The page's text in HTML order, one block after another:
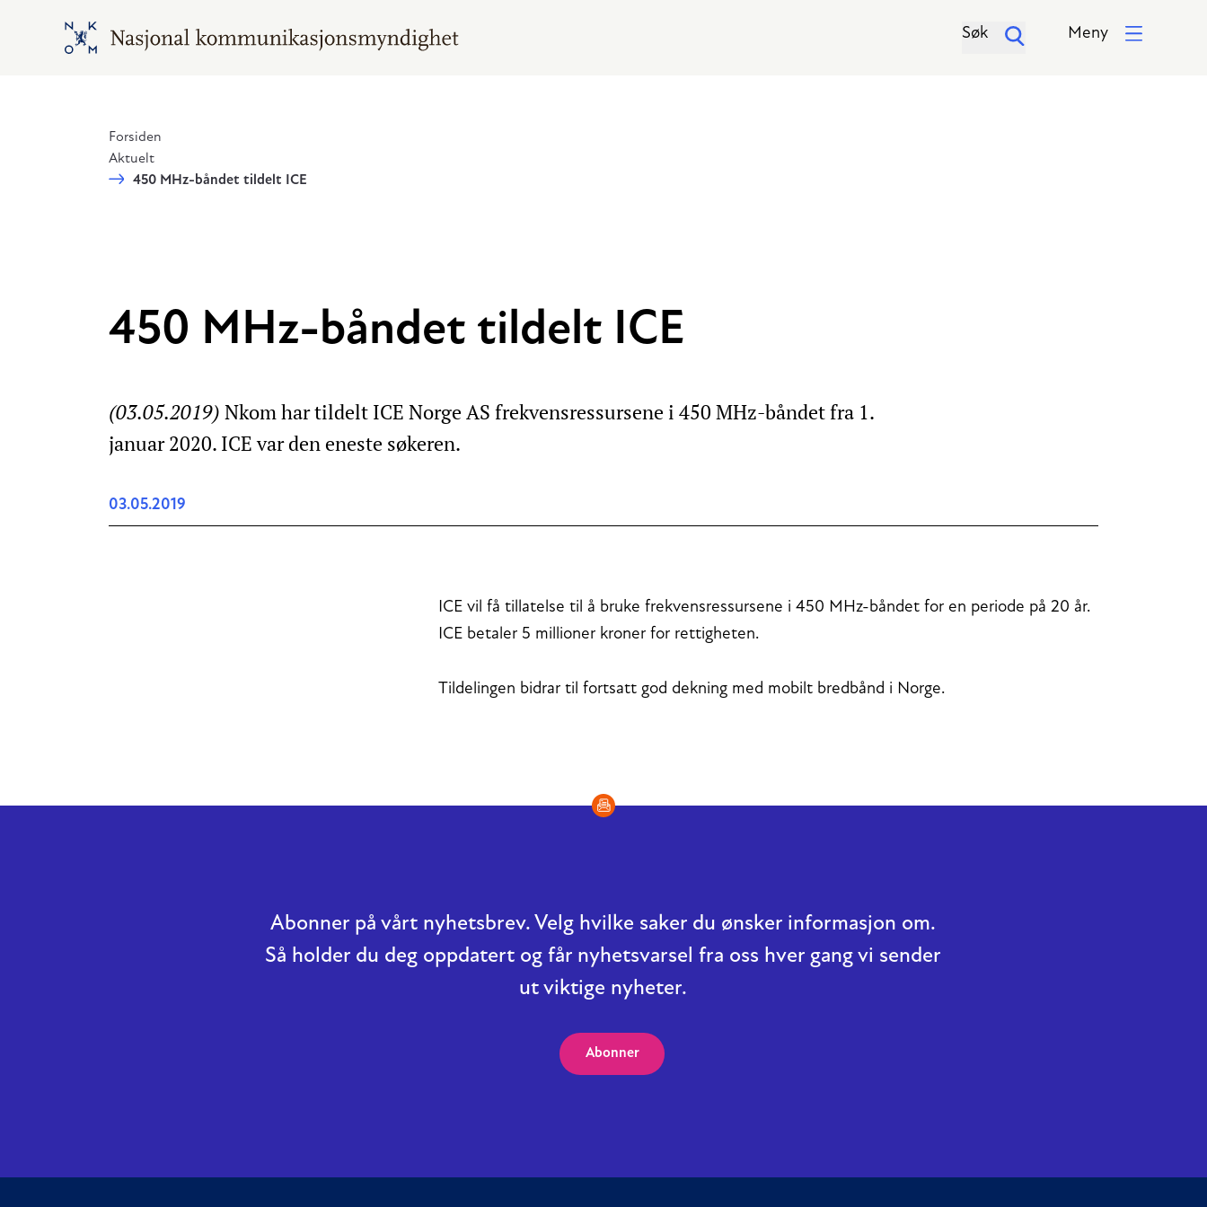
Hopp til hovedinnhold
Gå til hovedsiden Søk Meny
Forsiden
Aktuelt
450 MHz-båndet tildelt ICE
450 MHz-båndet tildelt ICE
(03.05.2019) Nkom har tildelt ICE Norge AS frekvensressursene i 450 MHz-båndet fra 1.
januar 2020. ICE var den eneste søkeren.
03.05.2019
ICE vil få tillatelse til å bruke frekvensressursene i 450 MHz-båndet for en periode på 20 år.
ICE betaler 5 millioner kroner for rettigheten.
Tildelingen bidrar til fortsatt god dekning med mobilt bredbånd i Norge.
Abonner på vårt nyhetsbrev. Velg hvilke saker du ønsker informasjon om.
Så holder du deg oppdatert og får nyhetsvarsel fra oss hver gang vi sender
ut viktige nyheter.
Abonner